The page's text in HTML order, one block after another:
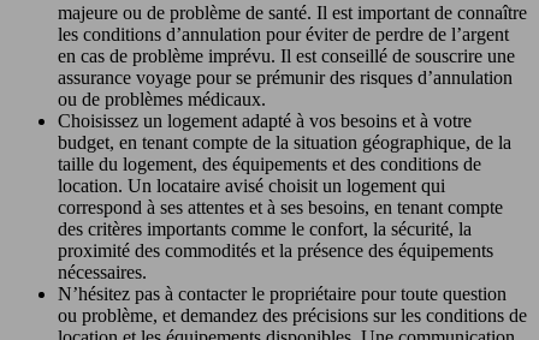
majeure ou de problème de santé. Il est important de connaître
les conditions d’annulation pour éviter de perdre de l’argent
en cas de problème imprévu. Il est conseillé de souscrire une
assurance voyage pour se prémunir des risques d’annulation
ou de problèmes médicaux.
Choisissez un logement adapté à vos besoins et à votre
budget, en tenant compte de la situation géographique, de la
taille du logement, des équipements et des conditions de
location. Un locataire avisé choisit un logement qui
correspond à ses attentes et à ses besoins, en tenant compte
des critères importants comme le confort, la sécurité, la
proximité des commodités et la présence des équipements
nécessaires.
N’hésitez pas à contacter le propriétaire pour toute question
ou problème, et demandez des précisions sur les conditions de